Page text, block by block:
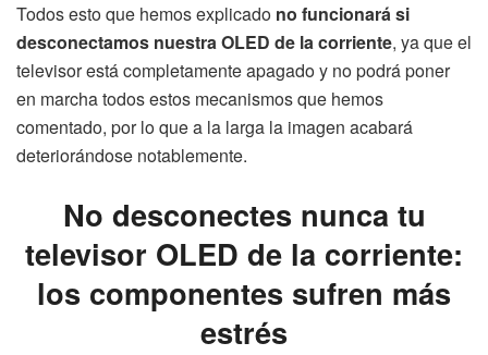
Todos esto que hemos explicado no funcionará si
desconectamos nuestra OLED de la corriente, ya que el
televisor está completamente apagado y no podrá poner
en marcha todos estos mecanismos que hemos
comentado, por lo que a la larga la imagen acabará
deteriorándose notablemente.
No desconectes nunca tu
televisor OLED de la corriente:
los componentes sufren más
estrés